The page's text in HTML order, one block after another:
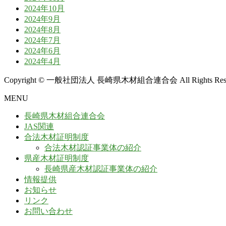
2024年10月
2024年9月
2024年8月
2024年7月
2024年6月
2024年4月
Copyright © 一般社団法人 長崎県木材組合連合会 All Rights
MENU
長崎県木材組合連合会
JAS関連
合法木材証明制度
合法木材認証事業体の紹介
県産木材証明制度
長崎県産木材認証事業体の紹介
情報提供
お知らせ
リンク
お問い合わせ